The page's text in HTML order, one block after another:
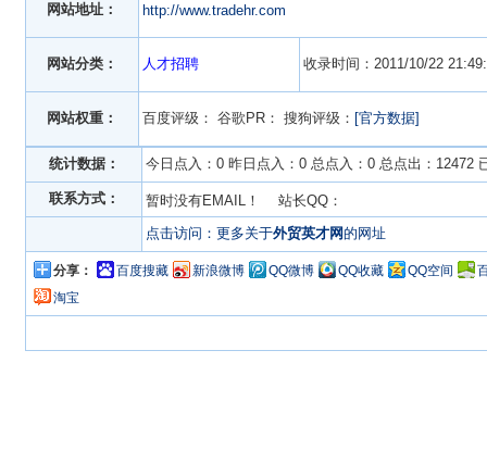
网站地址： http://www.tradehr.com
网站分类： 人才招聘 收录时间：2011/10/22
网站权重： 百度评级： 谷歌PR： 搜狗评级： [官方数据]
统计数据： 今日点入：0 昨日点入：0 总点入：0 总点出：12472
联系方式：
暂时没有EMAIL！ 站长QQ：
点击访问：更多关于外贸英才网的网址
分享： 百度搜藏 新浪微博 QQ微博 QQ收藏 QQ空间
淘宝